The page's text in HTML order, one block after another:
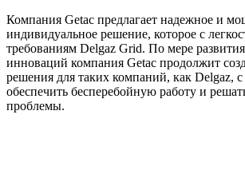
Компания Getac предлагает надежное и
индивидуальное решение, которое с
требованиям Delgaz Grid. По мере
инноваций компания Getac продолжит
решения для таких компаний, как Delgaz,
обеспечить бесперебойную работу и
проблемы.